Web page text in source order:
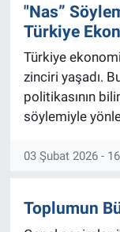
"Nas”
Türkiye
Türkiye
zinciri yaşadı.
politikasının
söylemiyle
03 Şubat 2026 -
Toplumun